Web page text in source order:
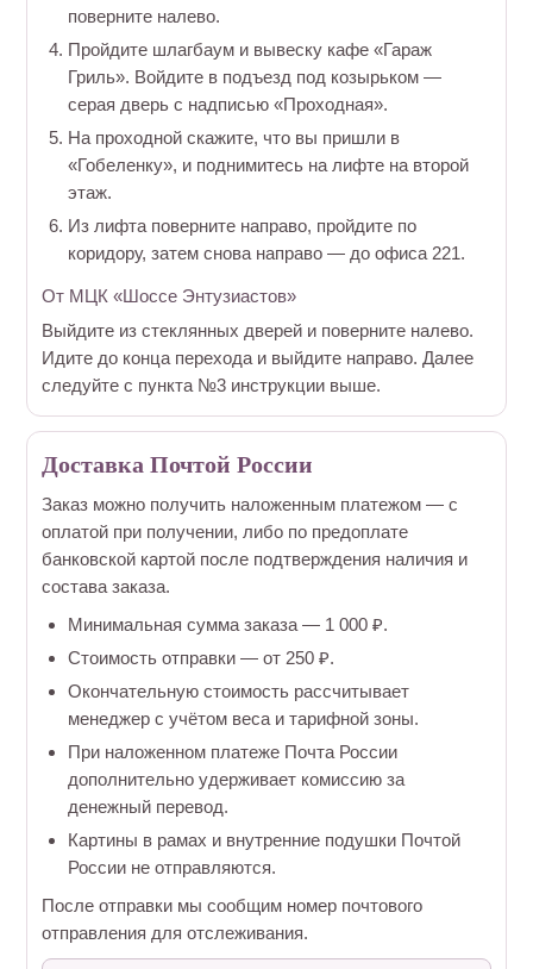
поверните налево.
Пройдите шлагбаум и вывеску кафе «Гараж
Гриль». Войдите в подъезд под козырьком —
серая дверь с надписью «Проходная».
На проходной скажите, что вы пришли в
«Гобеленку», и поднимитесь на лифте на второй
этаж.
Из лифта поверните направо, пройдите по
коридору, затем снова направо — до офиса 221.
От МЦК «Шоссе Энтузиастов»
Выйдите из стеклянных дверей и поверните налево.
Идите до конца перехода и выйдите направо. Далее
следуйте с пункта №3 инструкции выше.
Доставка Почтой России
Заказ можно получить наложенным платежом — с
оплатой при получении, либо по предоплате
банковской картой после подтверждения наличия и
состава заказа.
Минимальная сумма заказа — 1 000 ₽.
Стоимость отправки — от 250 ₽.
Окончательную стоимость рассчитывает
менеджер с учётом веса и тарифной зоны.
При наложенном платеже Почта России
дополнительно удерживает комиссию за
денежный перевод.
Картины в рамах и внутренние подушки Почтой
России не отправляются.
После отправки мы сообщим номер почтового
отправления для отслеживания.